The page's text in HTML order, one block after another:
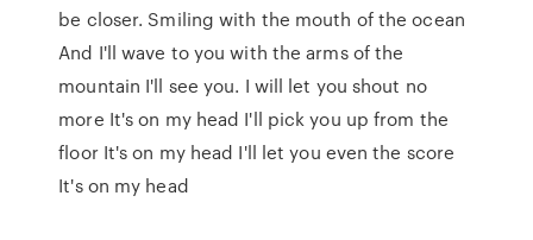
be closer. Smiling with the mouth of the ocean
And I'll wave to you with the arms of the
mountain I'll see you. I will let you shout no
more It's on my head I'll pick you up from the
floor It's on my head I'll let you even the score
It's on my head